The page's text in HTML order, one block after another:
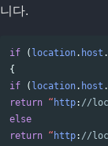
니다.
if ( location. host .
{
if
( location. host .
return “ http: //
else
return “ http: //